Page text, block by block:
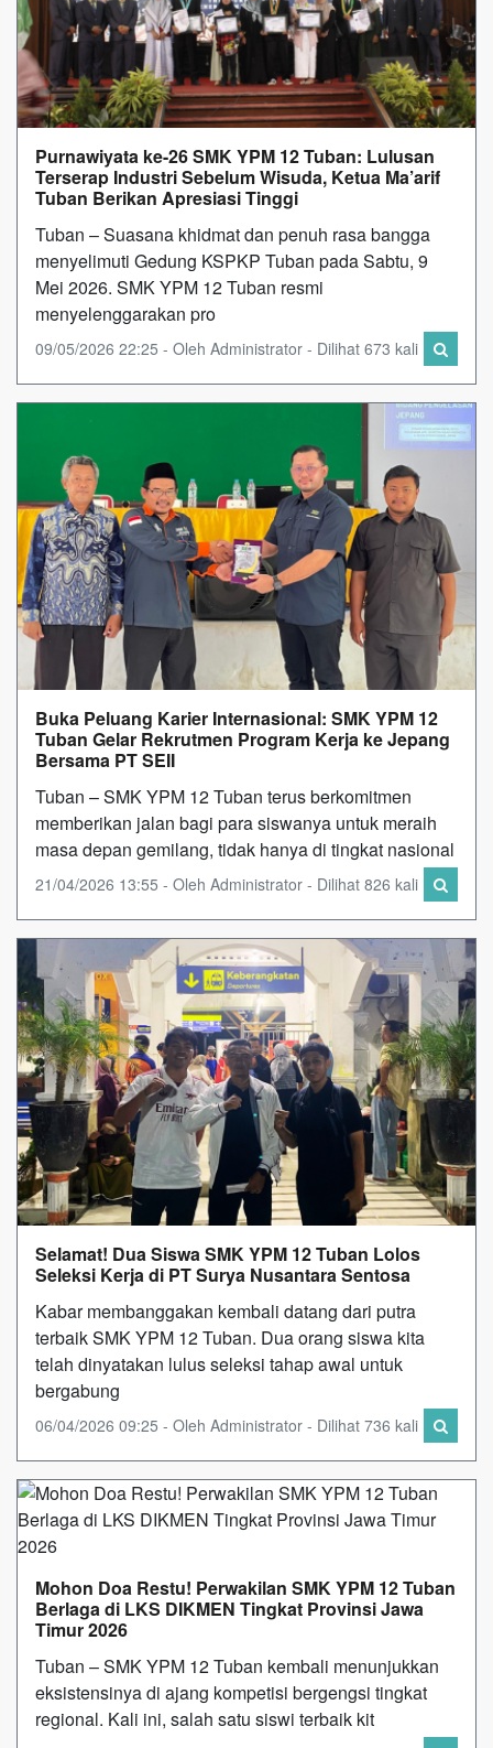
Purnawiyata ke-26 SMK YPM 12 Tuban: Lulusan
Terserap Industri Sebelum Wisuda, Ketua Ma’arif
Tuban Berikan Apresiasi Tinggi
Tuban – Suasana khidmat dan penuh rasa bangga
menyelimuti Gedung KSPKP Tuban pada Sabtu, 9
Mei 2026. SMK YPM 12 Tuban resmi
menyelenggarakan pro
09/05/2026 22:25 - Oleh Administrator - Dilihat 673 kali
Buka Peluang Karier Internasional: SMK YPM 12
Tuban Gelar Rekrutmen Program Kerja ke Jepang
Bersama PT SEII
Tuban – SMK YPM 12 Tuban terus berkomitmen
memberikan jalan bagi para siswanya untuk meraih
masa depan gemilang, tidak hanya di tingkat nasional
21/04/2026 13:55 - Oleh Administrator - Dilihat 826 kali
Selamat! Dua Siswa SMK YPM 12 Tuban Lolos
Seleksi Kerja di PT Surya Nusantara Sentosa
Kabar membanggakan kembali datang dari putra
terbaik SMK YPM 12 Tuban. Dua orang siswa kita
telah dinyatakan lulus seleksi tahap awal untuk
bergabung
06/04/2026 09:25 - Oleh Administrator - Dilihat 736 kali
Mohon Doa Restu! Perwakilan SMK YPM 12 Tuban
Berlaga di LKS DIKMEN Tingkat Provinsi Jawa
Timur 2026
Tuban – SMK YPM 12 Tuban kembali menunjukkan
eksistensinya di ajang kompetisi bergengsi tingkat
regional. Kali ini, salah satu siswi terbaik kit